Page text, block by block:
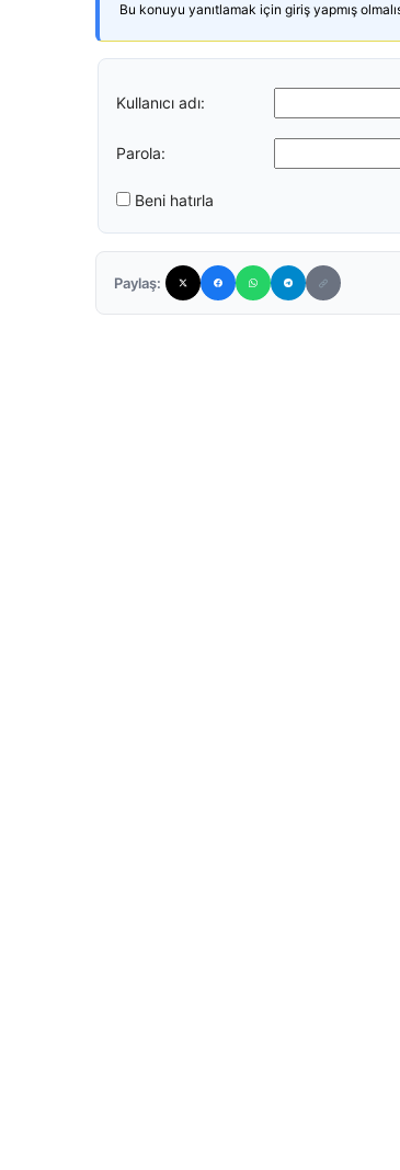
Bu konuyu yanıtlamak için giriş yapmış
Kullanıcı adı:
Parola:
Beni hatırla
Paylaş: